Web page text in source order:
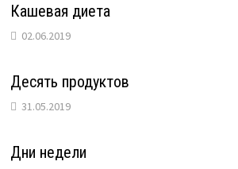
Кашевая диета
02.06.2019
Десять продуктов
31.05.2019
Дни недели